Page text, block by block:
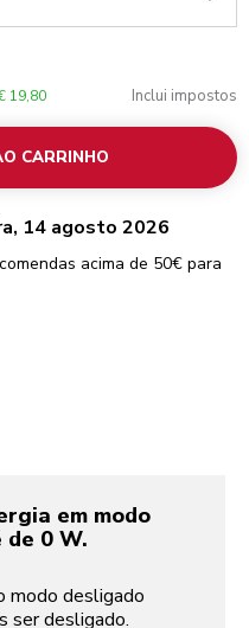
19,80 Inclui impostos
CARRINHO
14 agosto 2026
acima de 50€ para
em modo
de 0 W.
modo desligado
ser desligado.